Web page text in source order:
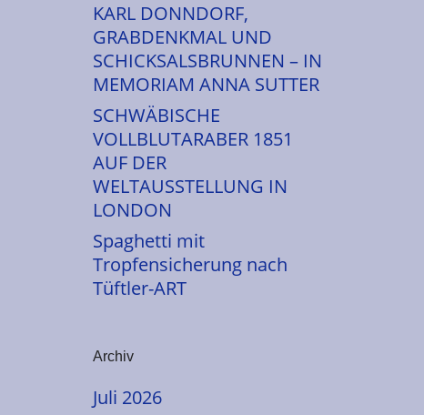
KARL DONNDORF,
GRABDENKMAL UND
SCHICKSALSBRUNNEN – IN
MEMORIAM ANNA SUTTER
SCHWÄBISCHE
VOLLBLUTARABER 1851
AUF DER
WELTAUSSTELLUNG IN
LONDON
Spaghetti mit
Tropfensicherung nach
Tüftler-ART
Archiv
Juli 2026